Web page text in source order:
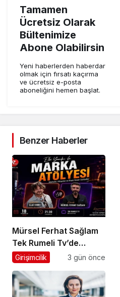
Tamamen
Ücretsiz Olarak
Bültenimize
Abone Olabilirsin
Yeni haberlerden haberdar
olmak için fırsatı kaçırma
ve ücretsiz e-posta
aboneliğini hemen başlat.
Benzer Haberler
Mürsel Ferhat Sağlam
Tek Rumeli Tv’de
Marka Atölyesi
Oldu
Girişimcilik 3 gün önce